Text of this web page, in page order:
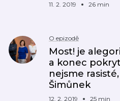
11. 2. 2019 26 min
O epizodě
Most! je
a konec
nejsme
Šimůnek
12. 2. 2019 25 min